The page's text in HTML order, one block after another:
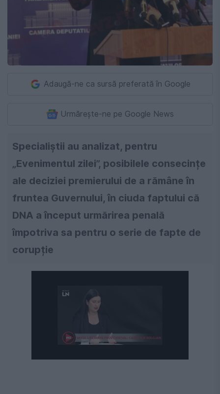
Adaugă-ne ca sursă preferată în Google
Urmărește-ne pe Google News
Specialiștii au analizat, pentru
„Evenimentul zilei”, posibilele consecințe
ale deciziei premierului de a rămâne în
fruntea Guvernului, în ciuda faptului că
DNA a început urmărirea penală
împotriva sa pentru o serie de fapte de
corupție